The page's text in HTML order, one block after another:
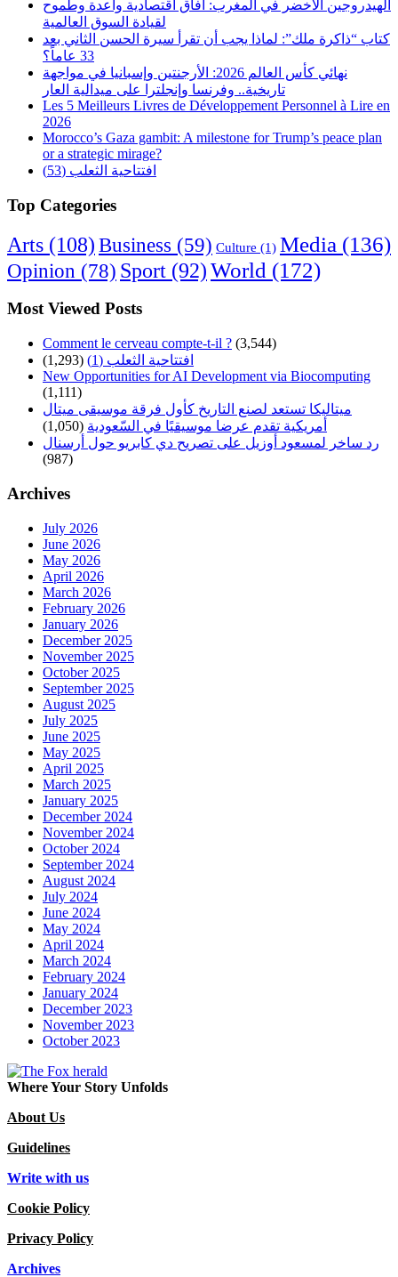
الهيدروجين الأخضر في المغرب: آفاق اقتصادية واعدة وطموح
لقيادة السوق العالمية
كتاب “ذاكرة ملك”: لماذا يجب أن تقرأ سيرة الحسن الثاني بعد
33 عاماً؟
نهائي كأس العالم 2026: الأرجنتين وإسبانيا في مواجهة
تاريخية.. وفرنسا وإنجلترا على ميدالية العار
Les 5 Meilleurs Livres de Développement Personnel à Lire en
2026
Morocco’s Gaza gambit: A milestone for Trump’s peace plan
or a strategic mirage?
افتتاحية الثعلب (53)
Top Categories
Arts (108) Business (59) Culture (1) Media (136)
Opinion (78) Sport (92)World (172)
Most Viewed Posts
Comment le cerveau compte-t-il ? (3,544)
افتتاحية الثعلب (1)
(1,293)
New Opportunities for AI Development via Biocomputing
(1,111)
ميتاليكا تستعد لصنع التاريخ كأول فرقة موسيقى ميتال
أمريكية تقدم عرضا موسيقيًا في السّعودية (1,050)
رد ساخر لمسعود أوزيل على تصريح دي كابريو حول أرسنال
(987)
Archives
July 2026
June 2026
May 2026
April 2026
March 2026
February 2026
January 2026
December 2025
November 2025
October 2025
September 2025
August 2025
July 2025
June 2025
May 2025
April 2025
March 2025
January 2025
December 2024
November 2024
October 2024
September 2024
August 2024
July 2024
June 2024
May 2024
April 2024
March 2024
February 2024
January 2024
December 2023
November 2023
October 2023
Where Your Story Unfolds
About Us
Guidelines
Write with us
Cookie Policy
Privacy Policy
Archives